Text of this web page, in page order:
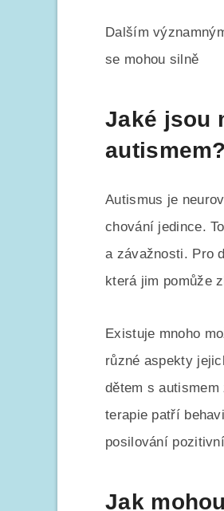
Dalším
se mohou silně
Jaké jsou
autismem?
Autismus je
chování jedince.
a závažnosti. Pro
která jim pomůže
Existuje mnoho
různé aspekty
dětem s
terapie patří
posilování
Jak